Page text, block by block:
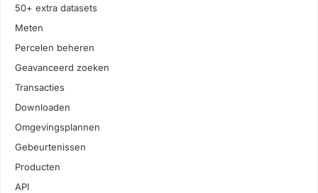
50+ extra datasets
Meten
Percelen beheren
Geavanceerd zoeken
Transacties
Downloaden
Omgevingsplannen
Gebeurtenissen
Producten
API